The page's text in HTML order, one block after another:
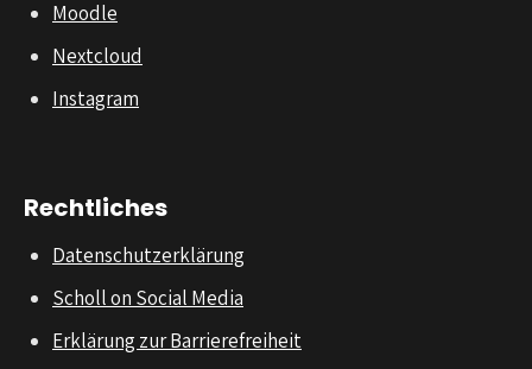
Moodle
Nextcloud
Instagram
Rechtliches
Datenschutzerklärung
Scholl on Social Media
Erklärung zur Barrierefreiheit